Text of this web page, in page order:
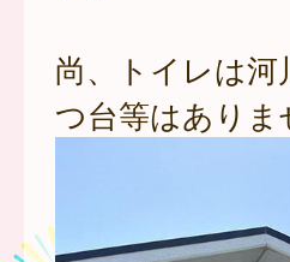
尚、トイレは
つ台等はあり